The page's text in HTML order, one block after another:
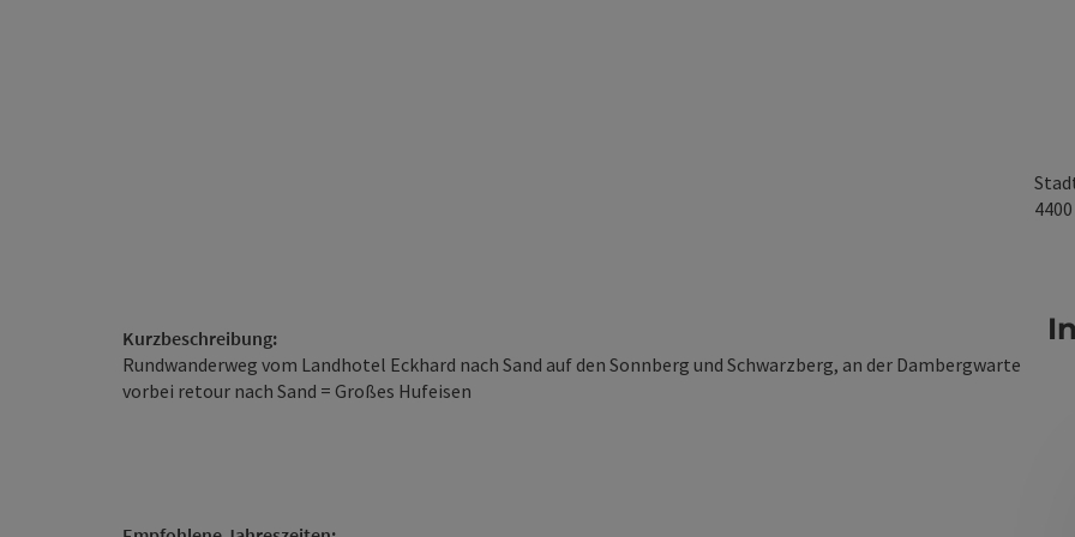
4400
Kurzbeschreibung:
Rundwanderweg vom Landhotel Eckhard nach Sand auf den Sonnberg und Schwarzberg, an der Dambergwarte
vorbei retour nach Sand = Großes Hufeisen